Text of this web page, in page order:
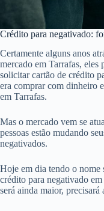
Crédito para negativado:
Certamente alguns anos
mercado em Tarrafas, eles
solicitar cartão de crédito
era comprar com dinheiro
em Tarrafas.
Mas o mercado vem se
pessoas estão mudando
negativados.
Hoje em dia tendo o nome
crédito para negativado
será ainda maior, precisará